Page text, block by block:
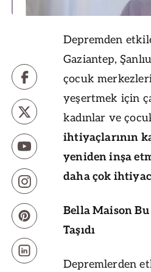
Depremden
Gaziantep,
çocuk
yeşertmek için
kadınlar ve
ihtiyaçlarının
yeniden inşa
daha çok
Bella Maison Bu
Taşıdı
Depremlerden